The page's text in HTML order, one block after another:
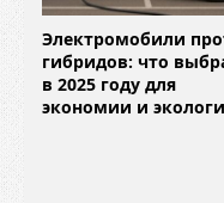
Электромобили
гибридов: что
в 2025 году для
экономии и